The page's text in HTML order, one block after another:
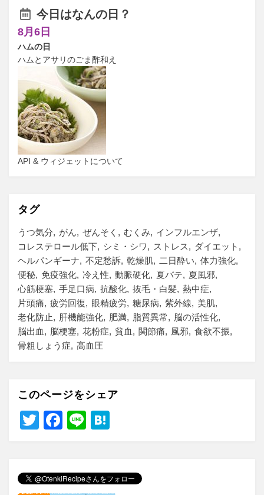
今日はなんの日？
8月6日
ハムの日
ハムとアサリのごま酢和え
API & ウィジェットについて
タグ
うつ気分 がん ぜんそく むくみ
インフルエンザ
コレステロール低下
シミ・シワ ストレス
ダイエット
ヘルパンギーナ
不定愁訴 乾燥肌 二日酔い
体力強化
便秘 免疫強化 冷え性 動脈硬化 夏バテ
夏風邪
心筋梗塞 手足口病 抗酸化 抜毛・白髪 熱中症
片頭痛
疲労回復 眼精疲労 糖尿病 紫外線
美肌
老化防止
肝機能強化 肥満 脂質異常
脳の活性化
脳出血
脳梗塞 花粉症 貧血 関節痛 風邪 食欲不振
骨粗しょう症
高血圧
このページをシェア
T
er
F
e
Li
n